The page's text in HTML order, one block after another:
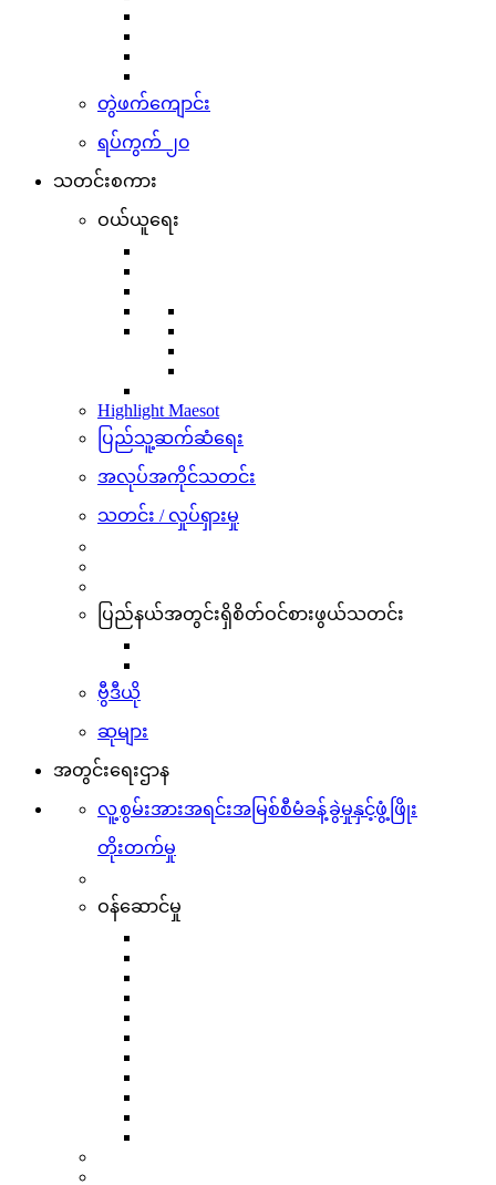
တွဲဖက်ကျောင်း
ရပ်ကွက် ၂၀
သတင်းစကား
ဝယ်ယူရေး
Highlight Maesot
ပြည်သူ့ဆက်ဆံရေး
အလုပ်အကိုင်သတင်း
သတင်း / လှုပ်ရှားမှု
ပြည်နယ်အတွင်းရှိစိတ်ဝင်စားဖွယ်သတင်း
ဗွီဒီယို
ဆုများ
အတွင်းရေးဌာန
လူ့စွမ်းအားအရင်းအမြစ်စီမံခန့်ခွဲမှုနှင့်ဖွံ့ဖြိုး
တိုးတက်မှု
ဝန်ဆောင်မှု